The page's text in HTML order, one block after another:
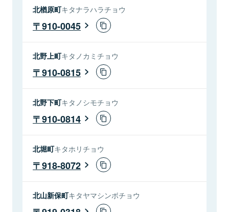
北楢原町キタナラハラチョウ
910-0045
北野上町キタノカミチョウ
910-0815
北野下町キタノシモチョウ
910-0814
北堀町キタホリチョウ
918-8072
北山新保町キタヤマシンボチョウ